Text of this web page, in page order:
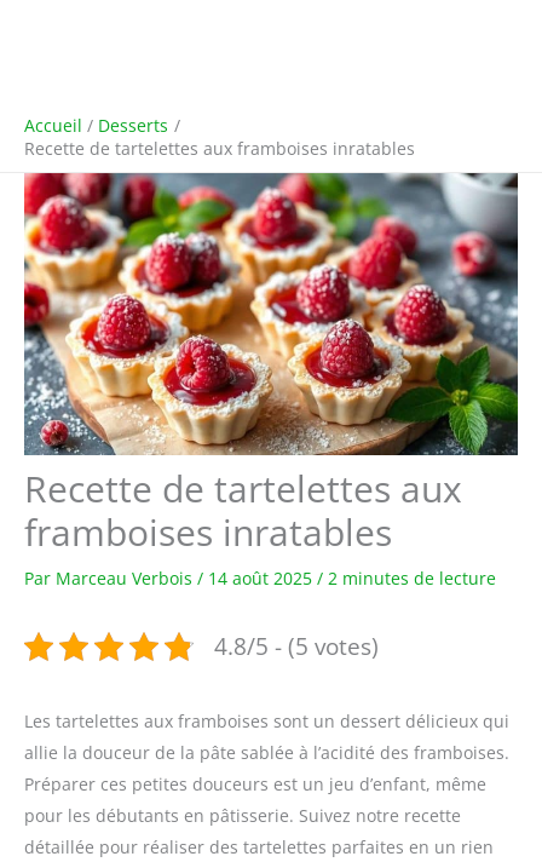
Accueil
Desserts
Recette de tartelettes aux framboises inratables
Recette de tartelettes aux
framboises inratables
Par Marceau Verbois / 14 août 2025 / 2 minutes de lecture
4.8/5 - (5 votes)
Les tartelettes aux framboises sont un dessert délicieux qui
allie la douceur de la pâte sablée à l’acidité des framboises.
Préparer ces petites douceurs est un jeu d’enfant, même
pour les débutants en pâtisserie. Suivez notre recette
détaillée pour réaliser des tartelettes parfaites en un rien